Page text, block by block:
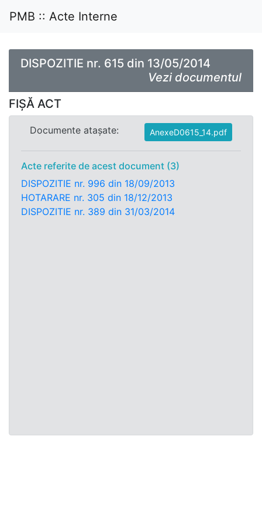
PMB :: Acte Interne
DISPOZITIE nr. 615 din 13/05/2014
Vezi documentul
FIȘĂ ACT
Documente atașate: AnexeD0615_14.pdf
Acte referite de acest document (3)
DISPOZITIE nr. 996 din 18/09/2013
HOTARARE nr. 305 din 18/12/2013
DISPOZITIE nr. 389 din 31/03/2014